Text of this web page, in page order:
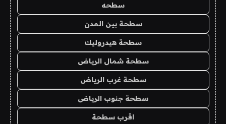
سطحه
سطحة بين المدن
سطحة هيدروليك
سطحة شمال الرياض
سطحة غرب الرياض
سطحة جنوب الرياض
اقرب سطحة